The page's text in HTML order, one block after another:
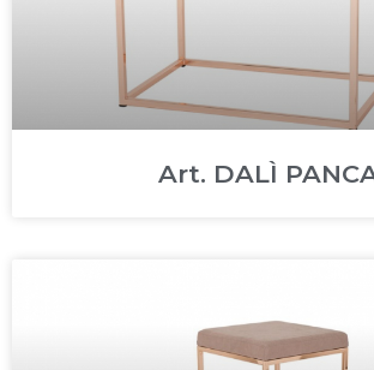
Art. DALÌ